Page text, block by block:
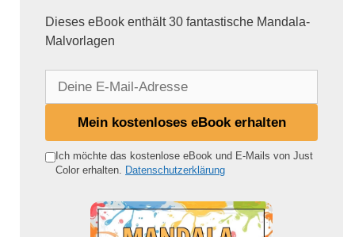
Dieses eBook enthält 30 fantastische Mandala-
Malvorlagen
e
Mein kostenloses eBook erhalten
Ich möchte das kostenlose eBook und E-Mails von Just
Color erhalten. Datenschutzerklärung